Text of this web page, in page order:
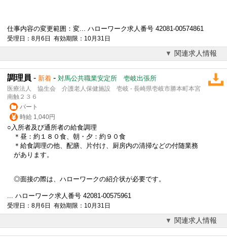
仕事内容の変更範囲：変... ハローワーク求人番号 42081-00574861
受理日：8月6日 有効期限：10月31日
関連求人情報
調理員 - 新着 - 対馬公共職業安定所 壱岐出張所
医療法人 協生会 介護老人保健施設 壱岐 - 長崎県壱岐市勝本町本宮
南触２３６
パート
時給 1,040円
○入所者及び通所者の給食調理
＊昼：約１８０食、朝・夕：約９０食
＊給食調理の他、配膳、片付け、厨房内の清掃などの付随業務
があります。
◎面接の際は、ハローワークの紹介状が必要です。
... ハローワーク求人番号 42081-00575961
受理日：8月6日 有効期限：10月31日
関連求人情報